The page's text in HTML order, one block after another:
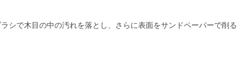
シで木目の中の汚れを落とし、さらに表面をサンドペーパーで削